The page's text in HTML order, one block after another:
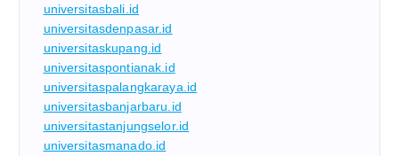
universitasbali.id
universitasdenpasar.id
universitaskupang.id
universitaspontianak.id
universitaspalangkaraya.id
universitasbanjarbaru.id
universitastanjungselor.id
universitasmanado.id